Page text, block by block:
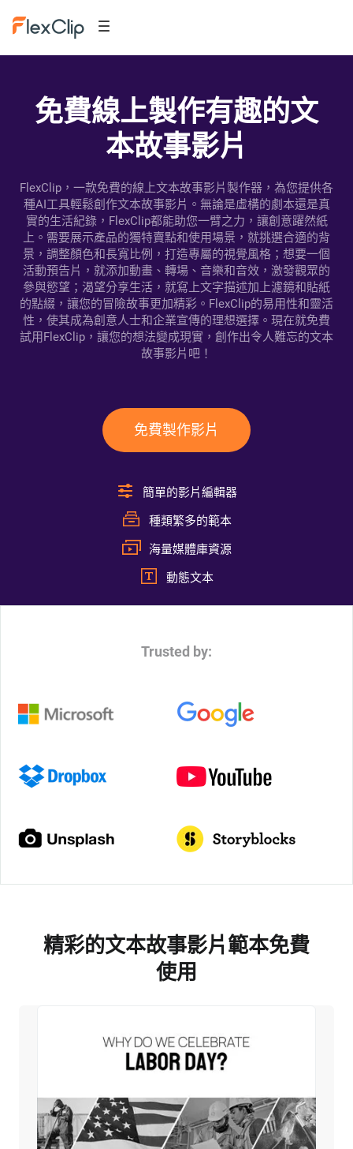
免費線上製作有趣的文
本故事影片
FlexClip，一款免費的線上文本故事影片製作器，為您提供各
種AI工具輕鬆創作文本故事影片。無論是虛構的劇本還是真
實的生活紀錄，FlexClip都能助您一臂之力，讓創意躍然紙
上。需要展示產品的獨特賣點和使用場景，就挑選合適的背
景，調整顏色和長寬比例，打造專屬的視覺風格；想要一個
活動預告片，就添加動畫、轉場、音樂和音效，激發觀眾的
參與慾望；渴望分享生活，就寫上文字描述加上濾鏡和貼紙
的點綴，讓您的冒險故事更加精彩。FlexClip的易用性和靈活
性，使其成為創意人士和企業宣傳的理想選擇。現在就免費
試用FlexClip，讓您的想法變成現實，創作出令人難忘的文本
故事影片吧！
免費製作影片
簡單的影片編輯器
種類繁多的範本
海量媒體庫資源
動態文本
Trusted by:
精彩的文本故事影片範本免費
使用